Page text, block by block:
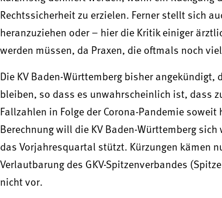
Rechtssicherheit zu erzielen. Ferner stellt sich
heranzuziehen oder – hier die Kritik einiger
werden müssen, da Praxen, die oftmals noch
Die KV Baden-Württemberg bisher
bleiben, so dass es unwahrscheinlich ist, dass
Fallzahlen in Folge der Corona-Pandemie
Berechnung will die KV Baden-Württemberg
das Vorjahresquartal stützt. Kürzungen kämen
Verlautbarung des GKV-Spitzenverbandes
nicht vor.